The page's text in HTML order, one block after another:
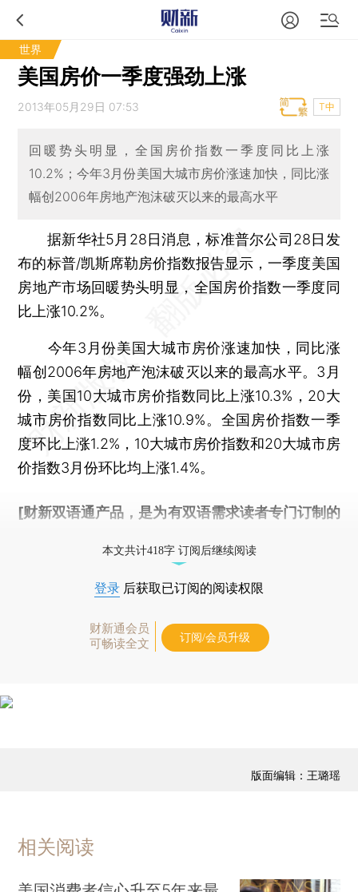
世界
美国房价一季度强劲上涨
2013年05月29日 07:53 T中
回暖势头明显，全国房价指数一季度同比上涨
10.2%；今年3月份美国大城市房价涨速加快，同比涨
幅创2006年房地产泡沫破灭以来的最高水平
据新华社5月28日消息，标准普尔公司28日发
布的标普/凯斯席勒房价指数报告显示，一季度美国
房地产市场回暖势头明显，全国房价指数一季度同
比上涨10.2%。
今年3月份美国大城市房价涨速加快，同比涨
幅创2006年房地产泡沫破灭以来的最高水平。3月
份，美国10大城市房价指数同比上涨10.3%，20大
城市房价指数同比上涨10.9%。全国房价指数一季
度环比上涨1.2%，10大城市房价指数和20大城市房
价指数3月份环比均上涨1.4%。
[财新双语通产品，是为有双语需求读者专门订制的
本文共计418字 订阅后继续阅读
登录 后获取已订阅的阅读权限
财新通会员
可畅读全文
订阅/会员升级
版面编辑：王璐瑶
相关阅读